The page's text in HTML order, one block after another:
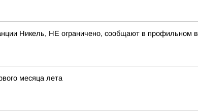
Никель, НЕ ограничено, сообщают в профильном
месяца лета